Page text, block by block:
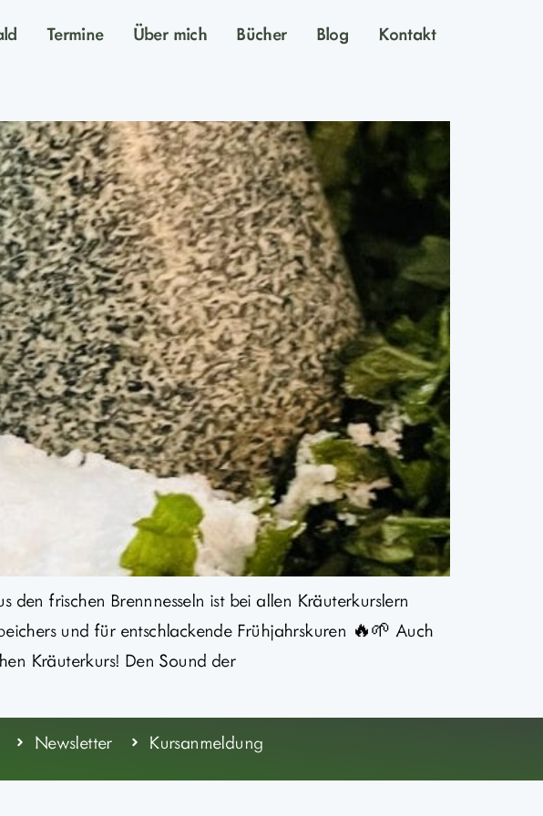
Termine Über mich Bücher Blog Kontakt
frischen Brennnesseln ist bei allen Kräuterkurslern
und für entschlackende Frühjahrskuren 🔥🌱 Auch
Kräuterkurs! Den Sound der
Newsletter Kursanmeldung